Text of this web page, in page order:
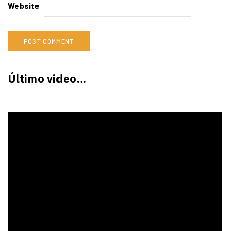
Website
Último video…